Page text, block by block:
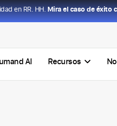
en RR. HH.Mira el caso de éxito
AI Recursos